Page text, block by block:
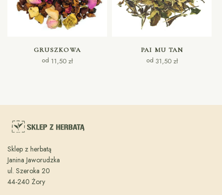
WYBIERZ OPCJE
GRUSZKOWA
od 11,50zł
WYBIERZ OPCJE
PAI MU TAN
od 31,50 zł
Sklep z herbatą
Janina Jaworudzka
ul. Szeroka 20
44-240 Żory